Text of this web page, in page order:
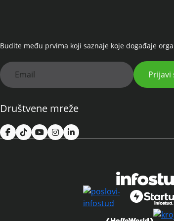
Budite među prvima koji saznaje koje događaje
Prijavi
Društvene mreže